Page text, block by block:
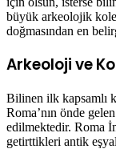
büyük arkeolojik
doğmasından en
Arkeoloji ve
Bilinen ilk kapsamlı
Roma’nın önde
edilmektedir. Roma
getirttikleri antik